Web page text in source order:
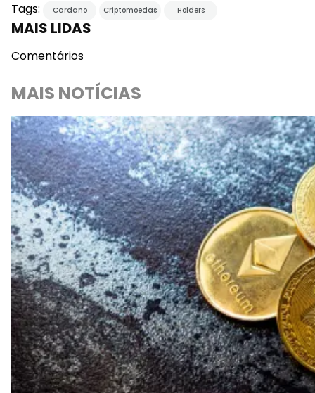
Tags: Cardano Criptomoedas Holders
MAIS LIDAS
Comentários
MAIS NOTÍCIAS